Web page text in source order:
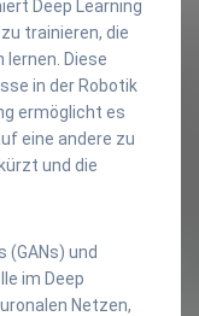
Deep Learning
trainieren, die
Diese
in der Robotik
ermöglicht es
eine andere zu
und die
(GANs) und
im Deep
Netzen,